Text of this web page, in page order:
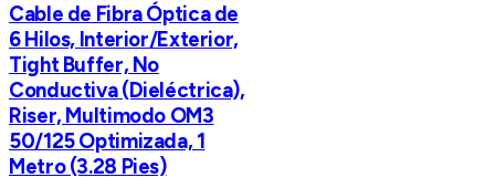
Cable de Fibra Óptica de
6 Hilos, Interior/Exterior,
Tight Buffer, No
Conductiva (Dieléctrica),
Riser, Multimodo OM3
50/125 Optimizada, 1
Metro (3.28 Pies)